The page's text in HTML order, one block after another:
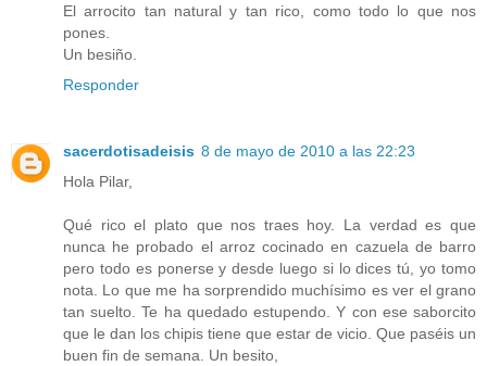
El arrocito tan natural y tan rico, como todo lo que nos
pones.
Un besiño.
Responder
sacerdotisadeisis 8 de mayo de 2010 a las 22:23
Hola Pilar,
Qué rico el plato que nos traes hoy. La verdad es que
nunca he probado el arroz cocinado en cazuela de barro
pero todo es ponerse y desde luego si lo dices tú, yo tomo
nota. Lo que me ha sorprendido muchísimo es ver el grano
tan suelto. Te ha quedado estupendo. Y con ese saborcito
que le dan los chipis tiene que estar de vicio. Que paséis un
buen fin de semana. Un besito,